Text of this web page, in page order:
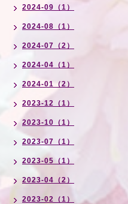
2024-09（1）
2024-08（1）
2024-07（2）
2024-04（1）
2024-01（2）
2023-12（1）
2023-10（1）
2023-07（1）
2023-05（1）
2023-04（2）
2023-02（1）